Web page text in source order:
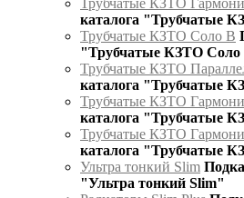
Трубчатые КЗТО
каталога "Трубчатые
Трубчатые КЗТО Соло В
"Трубчатые КЗТО
Трубчатые КЗТО
каталога "Трубчатые
Трубчатые КЗТО
каталога "Трубчатые
Трубчатые КЗТО
каталога "Трубчатые
Ультра тонкий Slim
"Ультра тонкий Slim"